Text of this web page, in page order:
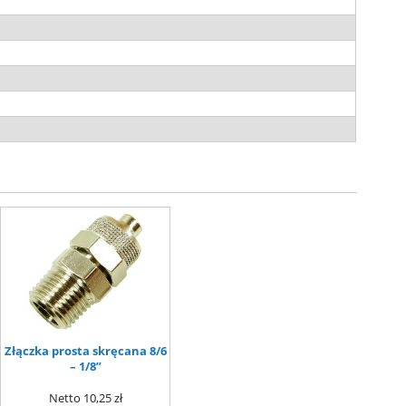
Złączka prosta skręcana 8/6
– 1/8”
Netto 10,25 zł